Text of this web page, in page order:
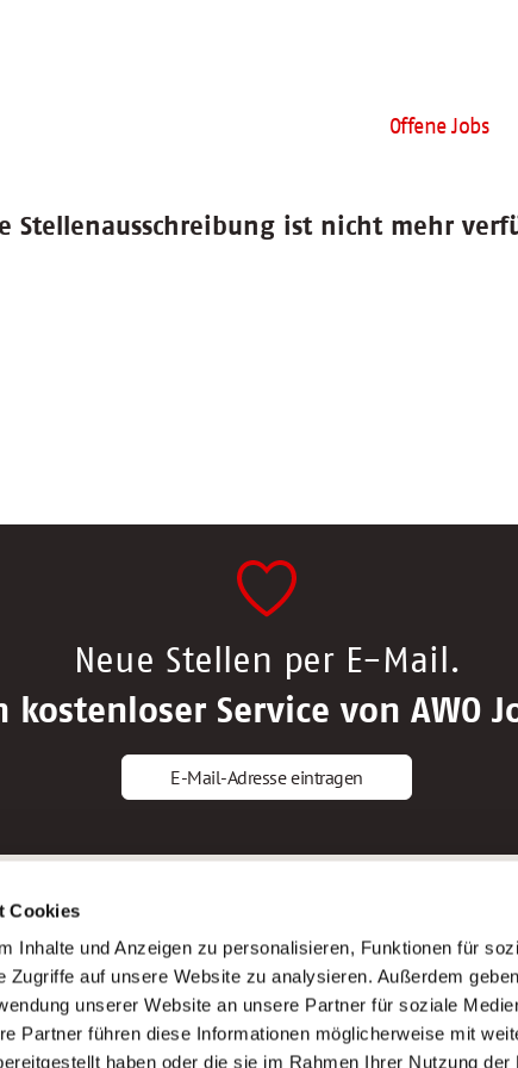
Cookies
Inhalte und Anzeigen zu personalisieren, Funktionen für
Zugriffe auf unsere Website zu analysieren. Außerdem
unserer Website an unsere Partner für soziale
Partner führen diese Informationen möglicherweise mit
haben oder die sie im Rahmen Ihrer Nutzung der
Offene Jobs
Stellenausschreibung ist nicht mehr
Neue Stellen per E-Mail.
kostenloser Service von AWO
E-Mail-Adresse eintragen
Altenpfleger*in
Krankenpfleger*in
Altenpflegehelfer*in
Erzieher*in
AWO Gliederungen nach
Stellenangebote nach
Sitemap
Impressum
Datenschutz